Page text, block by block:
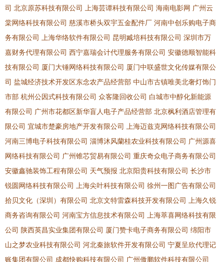
司 北京原苏科技有限公司 上海芸谭科技有限公司 海南电影网 广州云
棠网络科技有限公司 慈溪市桥头双宇五金配件厂 河南中创乐购电子商
务有限公司
上海华络软件有限公司 昆明臧培科技有限公司 深圳市万
嘉财务代理有限公司 西宁嘉瑞会计代理服务有限公司 安徽德顺智能科
技有限公司 厦门大锤网络科技有限公司 厦门中联盛世文化传媒有限公
司 盐城经济技术开发区东念农产品经营部 中山市古镇唯美北奢灯饰门
市部 杭州公因式科技有限公司 众客隆回收公司 白城市中醇化新能源
有限公司 广州市花都区新华盲人电子产品经营部 北京枫利酒店管理有
限公司 宜城市楚豪房地产开发有限公司
上海迈兹克网络科技有限公司
河南三博电子科技有限公司 淄博沐风蘭桂农业科技有限公司 广州源喜
网络科技有限公司 广州锥芯贸易有限公司 重庆奇众电子商务有限公司
安徽鑫驰装饰工程有限公司 天气预报 北京阳贵科技有限公司 长沙市
锐圆网络科技有限公司
上海尖叶科技有限公司 徐州一图广告有限公司
拾贝文化（深圳）有限公司 北京文特雷森科技开发有限公司
上海久锐
商务咨询有限公司 河南宝方信息技术有限公司
上海萃喜网络科技有限
公司 陕西英昌实业集团有限公司 厦门赞卡电子商务有限公司 绵阳市
山之梦农业科技有限公司 河北秦旅软件开发有限公司 宁夏呈欣代理记
账集团有限公司 成都快购科技有限公司 广州傲鹏软件科技有限公司